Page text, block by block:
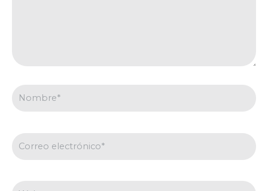
electrónico*